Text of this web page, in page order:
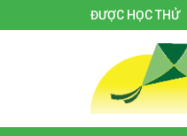
ĐƯỢC HỌC THỬ